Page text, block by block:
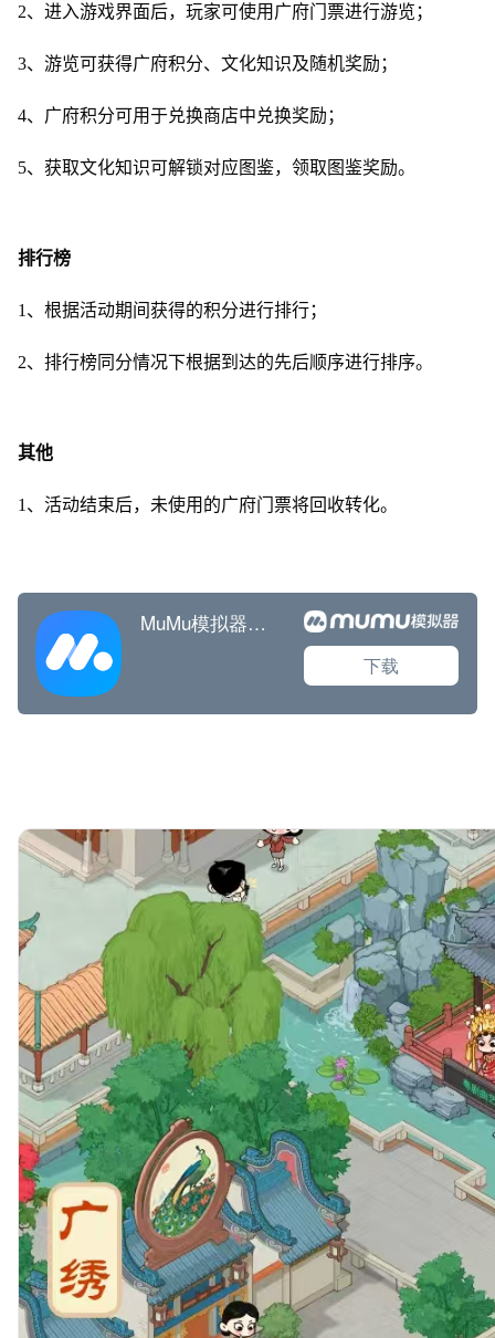
2、进入游戏界面后，玩家可使用广府门票进行游览；
3、游览可获得广府积分、文化知识及随机奖励；
4、广府积分可用于兑换商店中兑换奖励；
5、获取文化知识可解锁对应图鉴，领取图鉴奖励。
排行榜
1、根据活动期间获得的积分进行排行；
2、排行榜同分情况下根据到达的先后顺序进行排序。
其他
1、活动结束后，未使用的广府门票将回收转化。